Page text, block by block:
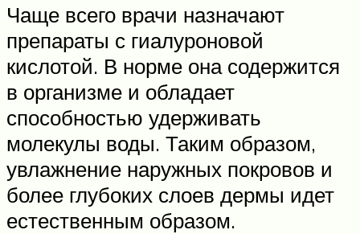
Чаще всего врачи назначают
препараты с гиалуроновой
кислотой. В норме она содержится
в организме и обладает
способностью удерживать
молекулы воды. Таким образом,
увлажнение наружных покровов и
более глубоких слоев дермы идет
естественным образом.